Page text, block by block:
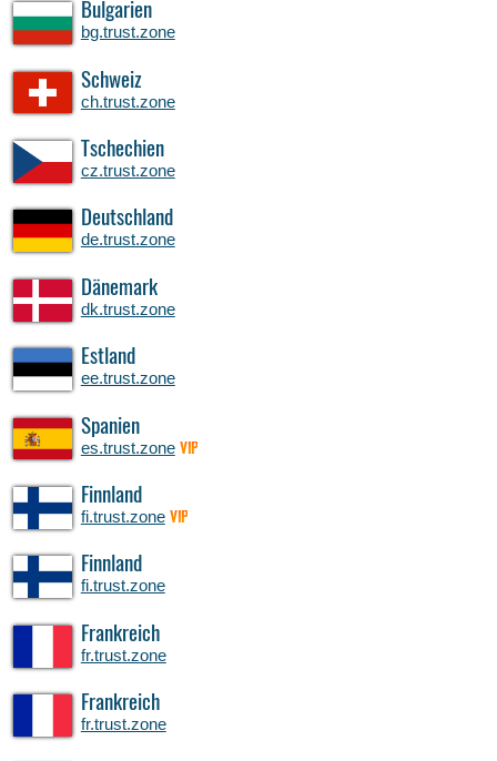
Bulgarien
bg.trust.zone
Schweiz
ch.trust.zone
Tschechien
cz.trust.zone
Deutschland
de.trust.zone
Dänemark
dk.trust.zone
Estland
ee.trust.zone
Spanien
es.trust.zone VIP
Finnland
fi.trust.zone VIP
Finnland
fi.trust.zone
Frankreich
fr.trust.zone
Frankreich
fr.trust.zone